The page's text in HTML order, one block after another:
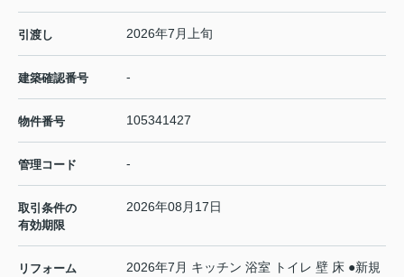
引渡し 2026年7月上旬
建築確認番号 -
物件番号 105341427
管理コード -
取引条件の
有効期限
2026年08月17日
リフォーム
2026年7月 キッチン 浴室 トイレ 壁 床 ●新規